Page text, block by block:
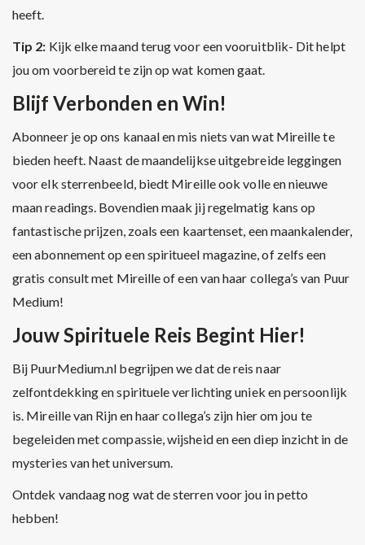
heeft.
Tip 2: Kijk elke maand terug voor een vooruitblik- Dit helpt
jou om voorbereid te zijn op wat komen gaat.
Blijf Verbonden en Win!
Abonneer je op ons kanaal en mis niets van wat Mireille te
bieden heeft. Naast de maandelijkse uitgebreide leggingen
voor elk sterrenbeeld, biedt Mireille ook volle en nieuwe
maan readings. Bovendien maak jij regelmatig kans op
fantastische prijzen, zoals een kaartenset, een maankalender,
een abonnement op een spiritueel magazine, of zelfs een
gratis consult met Mireille of een van haar collega’s van Puur
Medium!
Jouw Spirituele Reis Begint Hier!
Bij PuurMedium.nl begrijpen we dat de reis naar
zelfontdekking en spirituele verlichting uniek en persoonlijk
is. Mireille van Rijn en haar collega’s zijn hier om jou te
begeleiden met compassie, wijsheid en een diep inzicht in de
mysteries van het universum.
Ontdek vandaag nog wat de sterren voor jou in petto
hebben!